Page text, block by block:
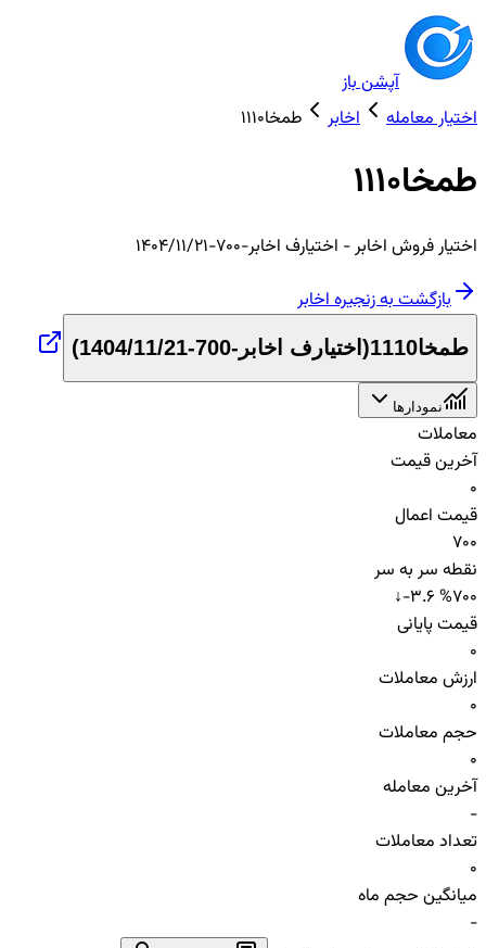
آپشن باز
اختیار معامله
اخابر طمخا1110
طمخا1110
اختیارفروش اخابر- اختیارف اخابر-700-1404/11/21
بازگشت به زنجیرهاخابر
طمخا1110 ( اختیارف اخابر-700-1404/11/21 )
نمودارها
معاملات
آخرین قیمت
0
قیمت اعمال
700
نقطه سر به سر
700
↓-3.6 %
قیمت پایانی
0
ارزش معاملات
0
حجم معاملات
0
آخرین معامله
-
تعداد معاملات
0
میانگین حجم ماه
-